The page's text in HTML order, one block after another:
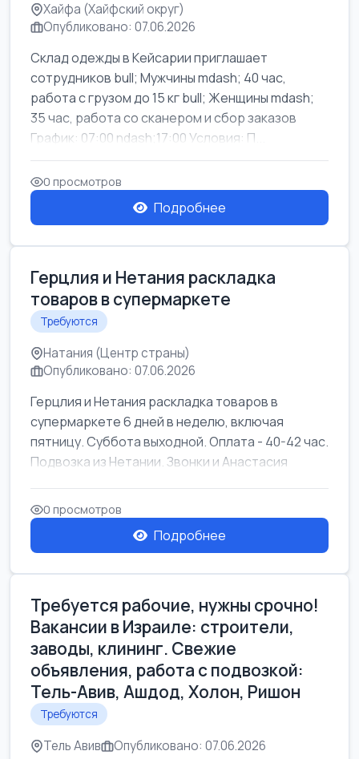
Хайфа (Хайфский округ)
Опубликовано: 07.06.2026
Склад одежды в Кейсарии приглашает
сотрудников bull; Мужчины mdash; 40 час,
работа с грузом до 15 кг bull; Женщины mdash;
35 час, работа со сканером и сбор заказов
График: 07:00 ndash;17:00 Условия: П...
0 просмотров
Подробнее
Герцлия и Нетания раскладка
товаров в супермаркете
Требуются
Натания (Центр страны)
Опубликовано: 07.06.2026
Герцлия и Нетания раскладка товаров в
супермаркете 6 дней в неделю, включая
пятницу. Суббота выходной. Оплата - 40-42 час.
Подвозка из Нетании. Звонки и Анастасия
0 просмотров
Подробнее
Требуется рабочие, нужны срочно!
Вакансии в Израиле: строители,
заводы, клининг. Свежие
объявления, работа с подвозкой:
Тель-Авив, Ашдод, Холон, Ришон
Требуются
Тель Авив Опубликовано: 07.06.2026